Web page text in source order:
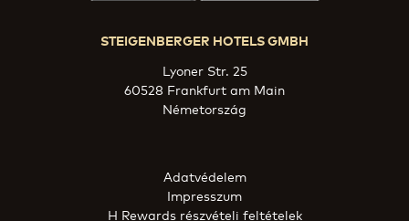
STEIGENBERGER HOTELS GMBH
Lyoner Str. 25
60528 Frankfurt am Main
Németország
Adatvédelem
Impresszum
H Rewards részvételi feltételek